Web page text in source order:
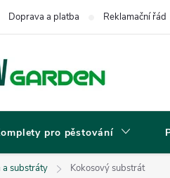
Doprava a platba Reklamační řád
pro pěstování
a substráty Kokosový substrát